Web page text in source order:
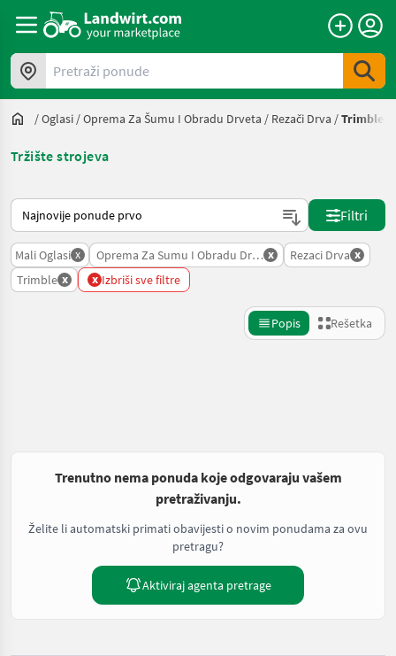
Pretraži ponude
/Oglasi /Oprema Za Šumu I Obradu Drveta / Rezači Drva /Trimble
Tržište strojeva
Tako se sortira na Landwirt.com
Filtri
Mali Oglasi x Oprema Za Sumu I Obradu Drveta
x Rezaci Drva x
Trimble x x Izbriši sve filtre
Popis Rešetka
Trenutno nema ponuda koje odgovaraju vašem
pretraživanju.
Želite li automatski primati obavijesti o novim ponudama za ovu
pretragu?
Aktiviraj agenta pretrage